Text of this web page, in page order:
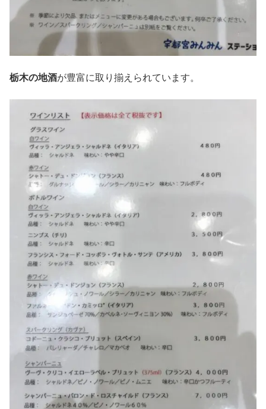
栃木の地酒が豊富に取り揃えられています。